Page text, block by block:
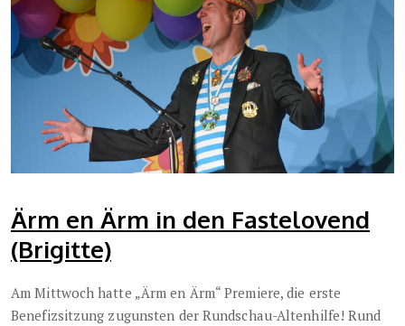
Ärm en Ärm in den Fastelovend
(Brigitte)
Am Mittwoch hatte „Ärm en Ärm“ Premiere, die erste
Benefizsitzung zugunsten der Rundschau-Altenhilfe! Rund